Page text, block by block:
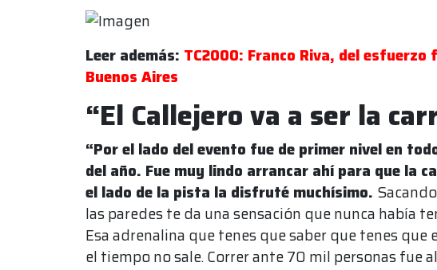
Leer además: TC2000: Franco Riva, del
Buenos Aires
“El Callejero va a ser la
“Por el lado del evento fue de primer nivel en
del año. Fue muy lindo arrancar ahí para que la
el lado de la pista la disfruté muchísimo.
las paredes te da una sensación que nunca había
Esa adrenalina que tenes que saber que tenes
el tiempo no sale. Correr ante 70 mil personas fue